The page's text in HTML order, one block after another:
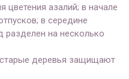
цветения азалий; в начале
в середине
разделен на несколько
деревья защищают